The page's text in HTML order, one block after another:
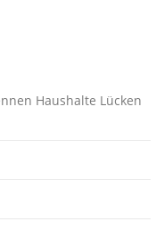
Haushalte Lücken